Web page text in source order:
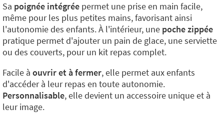
Sa poignée intégrée permet une prise en main facile,
même pour les plus petites mains, favorisant ainsi
l'autonomie des enfants. À l'intérieur, une poche zippée
pratique permet d'ajouter un pain de glace, une serviette
ou des couverts, pour un kit repas complet.
Facile à ouvrir et à fermer, elle permet aux enfants
d'accéder à leur repas en toute autonomie.
Personnalisable, elle devient un accessoire unique et à
leur image.